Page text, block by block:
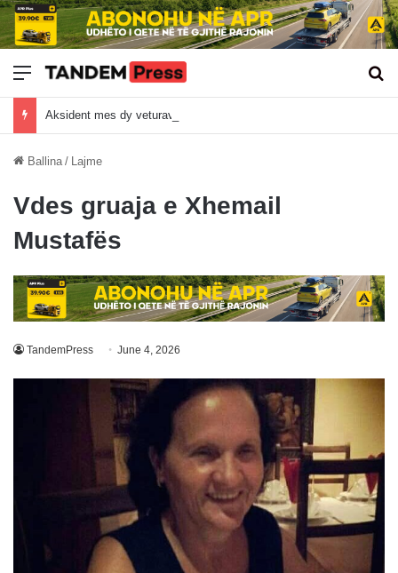
Meny
Ballina / Lajme
Vdes gruaja e Xhemail
Mustafës
TandemPress June 4, 2026